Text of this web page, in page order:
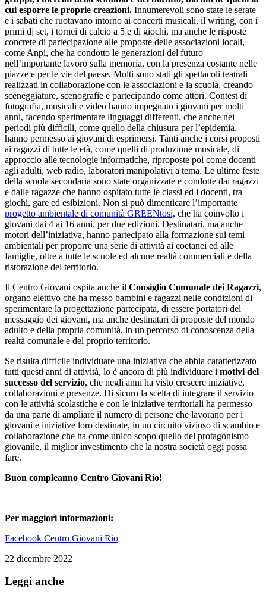
cui esporre le proprie creazioni. Innumerevoli sono state le serate
e i sabati che ruotavano intorno ai concerti musicali, il writing, con i
primi dj set, i tornei di calcio a 5 e di giochi, ma anche le risposte
concrete di partecipazione alle proposte delle associazioni locali,
come Anpi, che ha condotto le generazioni del futuro
nell’importante lavoro sulla memoria, con la presenza costante nelle
piazze e per le vie del paese. Molti sono stati gli spettacoli teatrali
realizzati in collaborazione con le associazioni e la scuola, creando
sceneggiature, scenografie e partecipando come attori. Contest di
fotografia, musicali e video hanno impegnato i giovani per molti
anni, facendo sperimentare linguaggi differenti, che anche nei
periodi più difficili, come quello della chiusura per l’epidemia,
hanno permesso ai giovani di esprimersi. Tanti anche i corsi proposti
ai ragazzi di tutte le età, come quelli di produzione musicale, di
approccio alle tecnologie informatiche, riproposte poi come docenti
agli adulti, web radio, laboratori manipolativi a tema. Le ultime feste
della scuola secondaria sono state organizzate e condotte dai ragazzi
e dalle ragazze che hanno ospitato tutte le classi ed i docenti, tra
giochi, gare ed esibizioni. Non si può dimenticare l’importante
progetto ambientale di comunità GREENtosi, che ha coinvolto i
giovani dai 4 ai 16 anni, per due edizioni. Destinatari, ma anche
motori dell’iniziativa, hanno partecipato alla formazione sui temi
ambientali per proporre una serie di attività ai coetanei ed alle
famiglie, oltre a tutte le scuole ed alcune realtà commerciali e della
ristorazione del territorio.
Il Centro Giovani ospita anche il Consiglio Comunale dei Ragazzi,
organo elettivo che ha messo bambini e ragazzi nelle condizioni di
sperimentare la progettazione partecipata, di essere portatori del
messaggio dei giovani, ma anche destinatari di proposte del mondo
adulto e della propria comunità, in un percorso di conoscenza della
realtà comunale e del proprio territorio.
Se risulta difficile individuare una iniziativa che abbia caratterizzato
tutti questi anni di attività, lo è ancora di più individuare i motivi del
successo del servizio, che negli anni ha visto crescere iniziative,
collaborazioni e presenze. Di sicuro la scelta di integrare il servizio
con le attività scolastiche e con le iniziative territoriali ha permesso
da una parte di ampliare il numero di persone che lavorano per i
giovani e iniziative loro destinate, in un circuito vizioso di scambio e
collaborazione che ha come unico scopo quello del protagonismo
giovanile, il miglior investimento che la nostra società oggi possa
fare.
Buon compleanno Centro Giovani Rio!
Per maggiori informazioni:
Facebook Centro Giovani Rio
22 dicembre 2022
Leggi anche